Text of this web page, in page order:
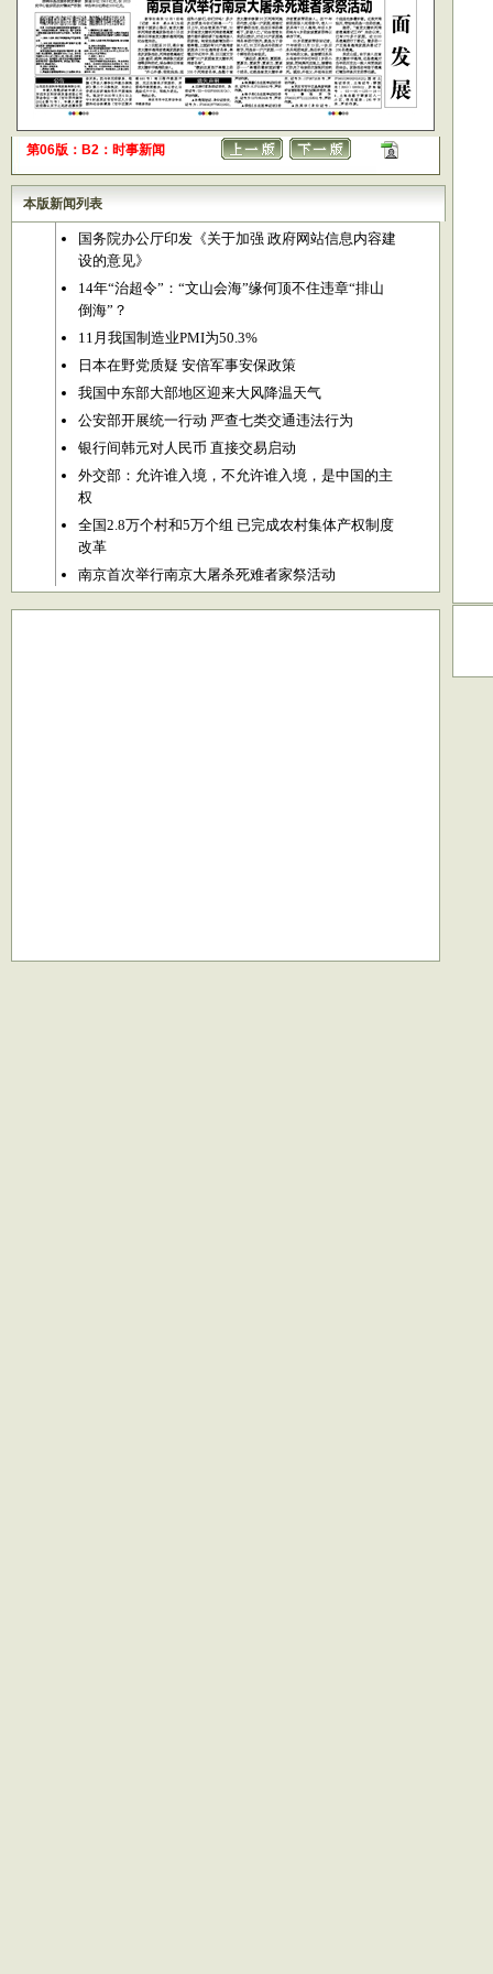
第06版：B2：时事新闻
本版新闻列表
国务院办公厅印发《关于加强 政府网站信息内容建
设的意见》
14年“治超令”：“文山会海”缘何顶不住违章“排山
倒海”？
11月我国制造业PMI为50.3%
日本在野党质疑 安倍军事安保政策
我国中东部大部地区迎来大风降温天气
公安部开展统一行动 严查七类交通违法行为
银行间韩元对人民币 直接交易启动
外交部：允许谁入境，不允许谁入境，是中国的主
权
全国2.8万个村和5万个组 已完成农村集体产权制度
改革
南京首次举行南京大屠杀死难者家祭活动